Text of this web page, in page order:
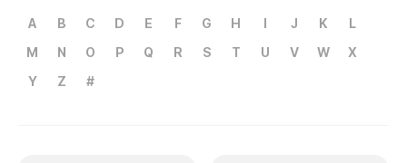
A B C D E F G H I J K
L
M
N O P Q R S T U V W
X
Y
Z #